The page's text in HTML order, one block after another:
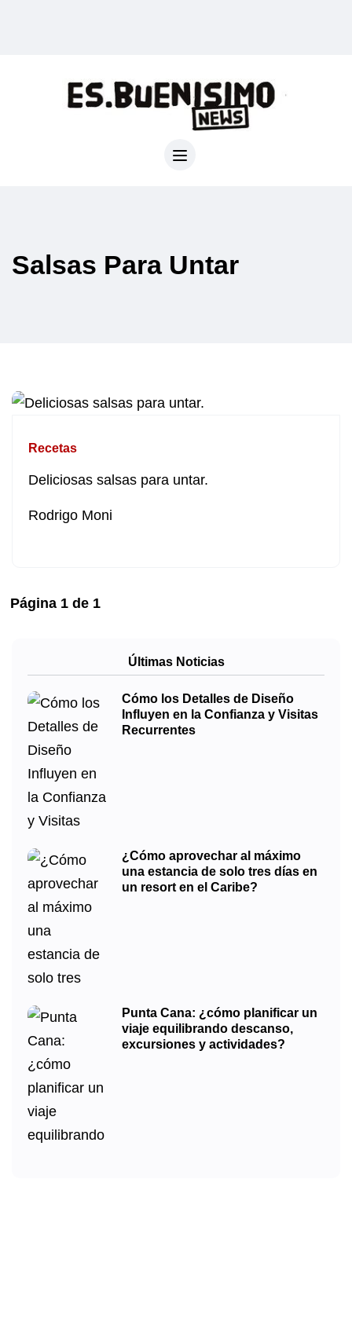
Salsas Para Untar
Recetas
Deliciosas salsas para untar.
Rodrigo Moni
Página 1 de 1
Últimas Noticias
Cómo los Detalles de Diseño
Influyen en la Confianza y Visitas
Recurrentes
¿Cómo aprovechar al máximo
una estancia de solo tres días en
un resort en el Caribe?
Punta Cana: ¿cómo planificar un
viaje equilibrando descanso,
excursiones y actividades?